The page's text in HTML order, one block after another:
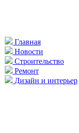
Главная
Новости
Строительство
Ремонт
Дизайн и интерьер